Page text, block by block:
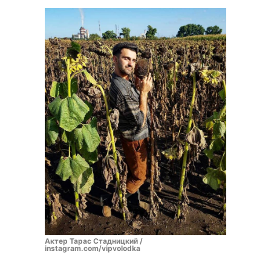
Актер Тарас Стадницкий /
instagram.com/vipvolodka